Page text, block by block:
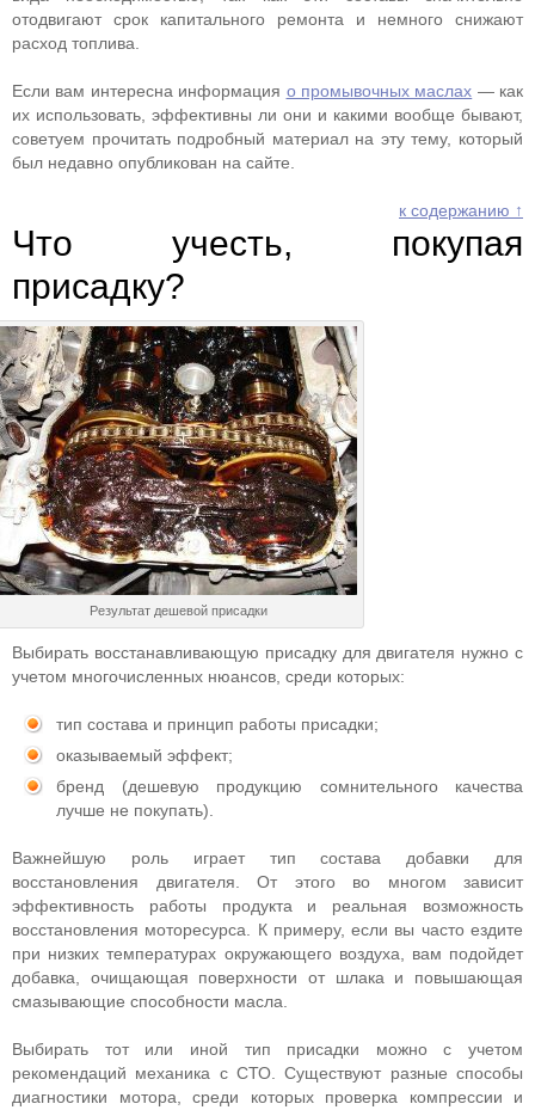
отодвигают срок капитального ремонта и немного снижают
расход топлива.
Если вам интересна информация о промывочных маслах — как
их использовать, эффективны ли они и какими вообще бывают,
советуем прочитать подробный материал на эту тему, который
был недавно опубликован на сайте.
к содержанию ↑
Что учесть, покупая
присадку?
Результат дешевой присадки
Выбирать восстанавливающую присадку для двигателя нужно с
учетом многочисленных нюансов, среди которых:
тип состава и принцип работы присадки;
оказываемый эффект;
бренд (дешевую продукцию сомнительного качества
лучше не покупать).
Важнейшую роль играет тип состава добавки для
восстановления двигателя. От этого во многом зависит
эффективность работы продукта и реальная возможность
восстановления моторесурса. К примеру, если вы часто ездите
при низких температурах окружающего воздуха, вам подойдет
добавка, очищающая поверхности от шлака и повышающая
смазывающие способности масла.
Выбирать тот или иной тип присадки можно с учетом
рекомендаций механика с СТО. Существуют разные способы
диагностики мотора, среди которых проверка компрессии и